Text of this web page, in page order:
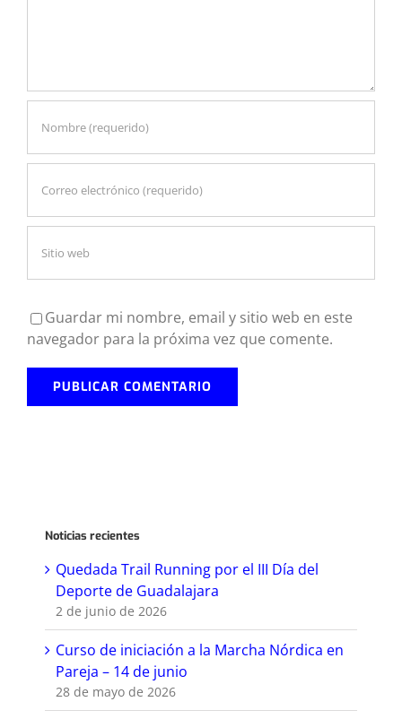
Guardar mi nombre, email y sitio web en este
navegador para la próxima vez que comente.
Noticias recientes
Quedada Trail Running por el III Día del
Deporte de Guadalajara
2 de junio de 2026
Curso de iniciación a la Marcha Nórdica en
Pareja – 14 de junio
28 de mayo de 2026